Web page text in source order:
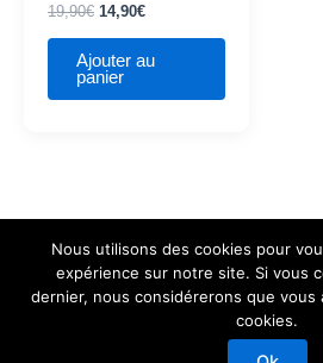
19,90€ 14,90€
Ajouter au
panier
Copyright © 2026
Nous utilisons des cookies pour
expérience sur notre site. Si vous
dernier, nous considérerons que vous
cookies.